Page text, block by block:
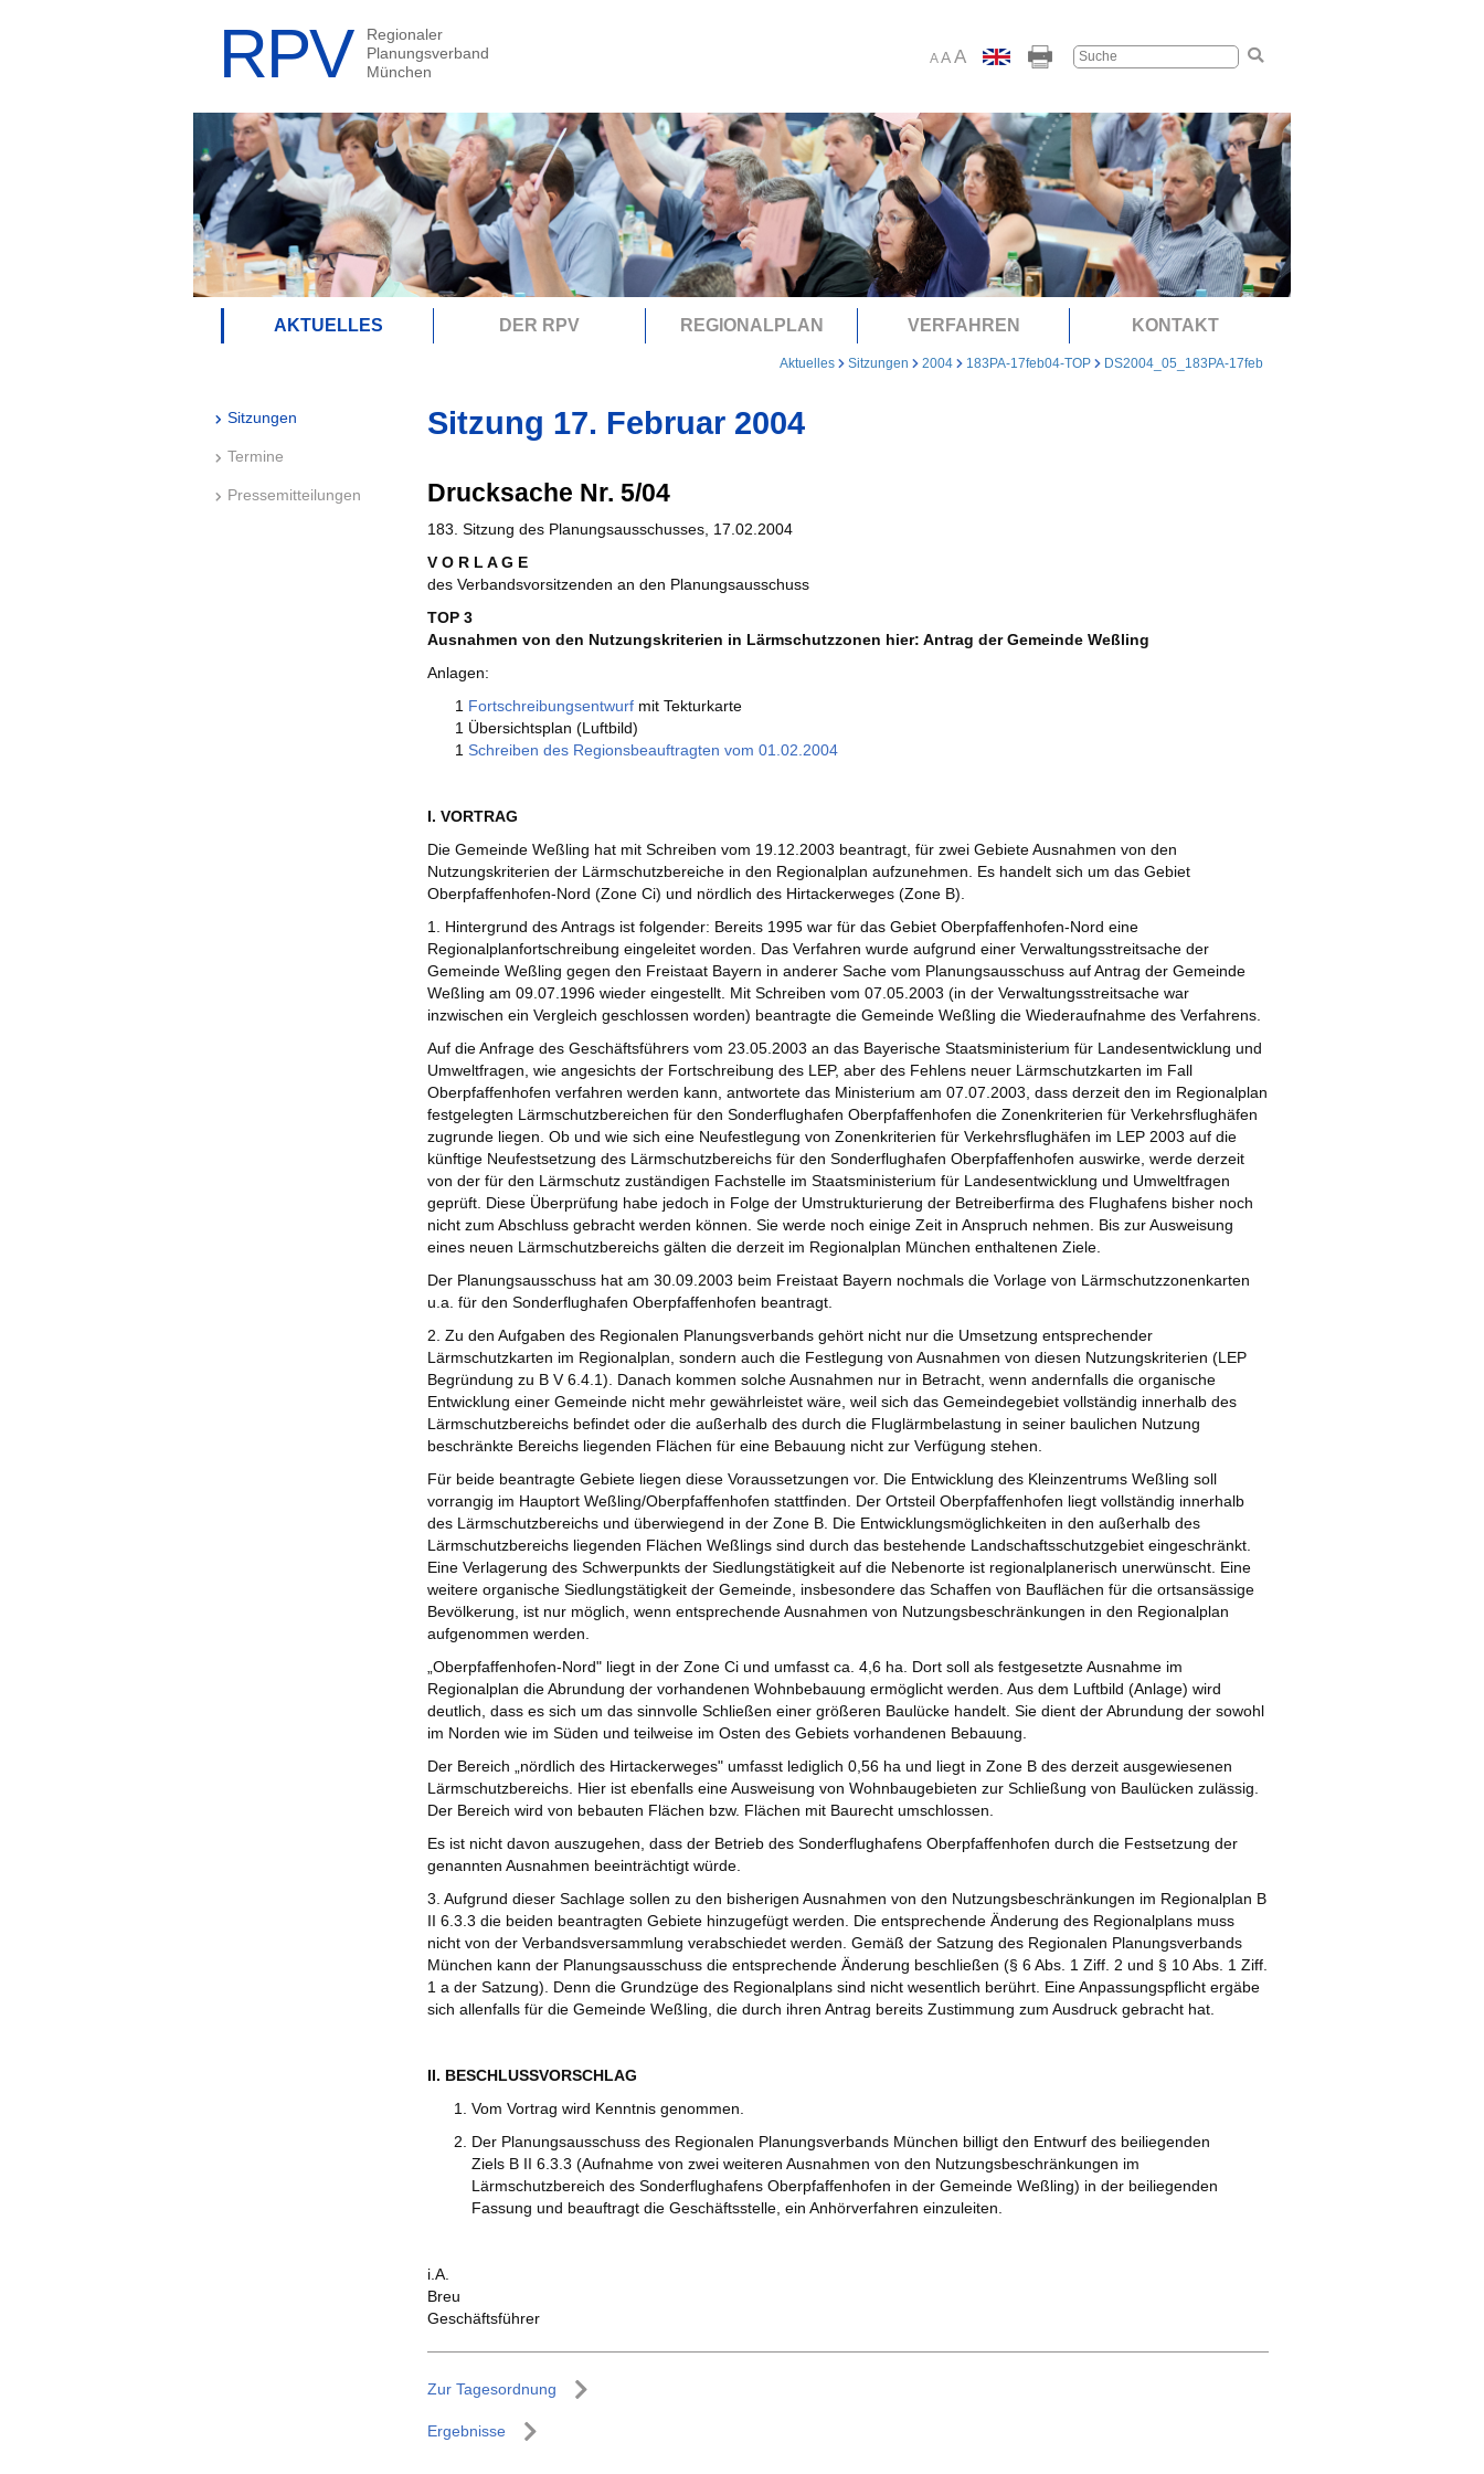
A AA
AKTUELLES DER RPV REGIONALPLAN VERFAHREN KONTAKT
Aktuelles Sitzungen 2004 183PA-17feb04-TOP DS2004_05_183PA-17feb
Sitzungen
Termine
Pressemitteilungen
Sitzung 17. Februar 2004
Drucksache Nr. 5/04
183. Sitzung des Planungsausschusses, 17.02.2004
V O R L A G E
des Verbandsvorsitzenden an den Planungsausschuss
TOP 3
Ausnahmen von den Nutzungskriterien in Lärmschutzzonen hier: Antrag der Gemeinde Weßling
Anlagen:
1 Fortschreibungsentwurfmit Tekturkarte
1 Übersichtsplan (Luftbild)
1 Schreiben des Regionsbeauftragten vom 01.02.2004
I. VORTRAG
Die Gemeinde Weßling hat mit Schreiben vom 19.12.2003 beantragt, für zwei Gebiete Ausnahmen von den
Nutzungskriterien der Lärmschutzbereiche in den Regionalplan aufzunehmen. Es handelt sich um das Gebiet
Oberpfaffenhofen-Nord (Zone Ci) und nördlich des Hirtackerweges (Zone B).
1. Hintergrund des Antrags ist folgender: Bereits 1995 war für das Gebiet Oberpfaffenhofen-Nord eine
Regionalplanfortschreibung eingeleitet worden. Das Verfahren wurde aufgrund einer Verwaltungsstreitsache der
Gemeinde Weßling gegen den Freistaat Bayern in anderer Sache vom Planungsausschuss auf Antrag der Gemeinde
Weßling am 09.07.1996 wieder eingestellt. Mit Schreiben vom 07.05.2003 (in der Verwaltungsstreitsache war
inzwischen ein Vergleich geschlossen worden) beantragte die Gemeinde Weßling die Wiederaufnahme des Verfahrens.
Auf die Anfrage des Geschäftsführers vom 23.05.2003 an das Bayerische Staatsministerium für Landesentwicklung und
Umweltfragen, wie angesichts der Fortschreibung des LEP, aber des Fehlens neuer Lärmschutzkarten im Fall
Oberpfaffenhofen verfahren werden kann, antwortete das Ministerium am 07.07.2003, dass derzeit den im Regionalplan
festgelegten Lärmschutzbereichen für den Sonderflughafen Oberpfaffenhofen die Zonenkriterien für Verkehrsflughäfen
zugrunde liegen. Ob und wie sich eine Neufestlegung von Zonenkriterien für Verkehrsflughäfen im LEP 2003 auf die
künftige Neufestsetzung des Lärmschutzbereichs für den Sonderflughafen Oberpfaffenhofen auswirke, werde derzeit
von der für den Lärmschutz zuständigen Fachstelle im Staatsministerium für Landesentwicklung und Umweltfragen
geprüft. Diese Überprüfung habe jedoch in Folge der Umstrukturierung der Betreiberfirma des Flughafens bisher noch
nicht zum Abschluss gebracht werden können. Sie werde noch einige Zeit in Anspruch nehmen. Bis zur Ausweisung
eines neuen Lärmschutzbereichs gälten die derzeit im Regionalplan München enthaltenen Ziele.
Der Planungsausschuss hat am 30.09.2003 beim Freistaat Bayern nochmals die Vorlage von Lärmschutzzonenkarten
u.a. für den Sonderflughafen Oberpfaffenhofen beantragt.
2. Zu den Aufgaben des Regionalen Planungsverbands gehört nicht nur die Umsetzung entsprechender
Lärmschutzkarten im Regionalplan, sondern auch die Festlegung von Ausnahmen von diesen Nutzungskriterien (LEP
Begründung zu B V 6.4.1). Danach kommen solche Ausnahmen nur in Betracht, wenn andernfalls die organische
Entwicklung einer Gemeinde nicht mehr gewährleistet wäre, weil sich das Gemeindegebiet vollständig innerhalb des
Lärmschutzbereichs befindet oder die außerhalb des durch die Fluglärmbelastung in seiner baulichen Nutzung
beschränkte Bereichs liegenden Flächen für eine Bebauung nicht zur Verfügung stehen.
Für beide beantragte Gebiete liegen diese Voraussetzungen vor. Die Entwicklung des Kleinzentrums Weßling soll
vorrangig im Hauptort Weßling/Oberpfaffenhofen stattfinden. Der Ortsteil Oberpfaffenhofen liegt vollständig innerhalb
des Lärmschutzbereichs und überwiegend in der Zone B. Die Entwicklungsmöglichkeiten in den außerhalb des
Lärmschutzbereichs liegenden Flächen Weßlings sind durch das bestehende Landschaftsschutzgebiet eingeschränkt.
Eine Verlagerung des Schwerpunkts der Siedlungstätigkeit auf die Nebenorte ist regionalplanerisch unerwünscht. Eine
weitere organische Siedlungstätigkeit der Gemeinde, insbesondere das Schaffen von Bauflächen für die ortsansässige
Bevölkerung, ist nur möglich, wenn entsprechende Ausnahmen von Nutzungsbeschränkungen in den Regionalplan
aufgenommen werden.
„Oberpfaffenhofen-Nord" liegt in der Zone Ci und umfasst ca. 4,6 ha. Dort soll als festgesetzte Ausnahme im
Regionalplan die Abrundung der vorhandenen Wohnbebauung ermöglicht werden. Aus dem Luftbild (Anlage) wird
deutlich, dass es sich um das sinnvolle Schließen einer größeren Baulücke handelt. Sie dient der Abrundung der sowohl
im Norden wie im Süden und teilweise im Osten des Gebiets vorhandenen Bebauung.
Der Bereich „nördlich des Hirtackerweges" umfasst lediglich 0,56 ha und liegt in Zone B des derzeit ausgewiesenen
Lärmschutzbereichs. Hier ist ebenfalls eine Ausweisung von Wohnbaugebieten zur Schließung von Baulücken zulässig.
Der Bereich wird von bebauten Flächen bzw. Flächen mit Baurecht umschlossen.
Es ist nicht davon auszugehen, dass der Betrieb des Sonderflughafens Oberpfaffenhofen durch die Festsetzung der
genannten Ausnahmen beeinträchtigt würde.
3. Aufgrund dieser Sachlage sollen zu den bisherigen Ausnahmen von den Nutzungsbeschränkungen im Regionalplan B
II 6.3.3 die beiden beantragten Gebiete hinzugefügt werden. Die entsprechende Änderung des Regionalplans muss
nicht von der Verbandsversammlung verabschiedet werden. Gemäß der Satzung des Regionalen Planungsverbands
München kann der Planungsausschuss die entsprechende Änderung beschließen (§ 6 Abs. 1 Ziff. 2 und § 10 Abs. 1 Ziff.
1 a der Satzung). Denn die Grundzüge des Regionalplans sind nicht wesentlich berührt. Eine Anpassungspflicht ergäbe
sich allenfalls für die Gemeinde Weßling, die durch ihren Antrag bereits Zustimmung zum Ausdruck gebracht hat.
II. BESCHLUSSVORSCHLAG
Vom Vortrag wird Kenntnis genommen.
Der Planungsausschuss des Regionalen Planungsverbands München billigt den Entwurf des beiliegenden
Ziels B II 6.3.3 (Aufnahme von zwei weiteren Ausnahmen von den Nutzungsbeschränkungen im
Lärmschutzbereich des Sonderflughafens Oberpfaffenhofen in der Gemeinde Weßling) in der beiliegenden
Fassung und beauftragt die Geschäftsstelle, ein Anhörverfahren einzuleiten.
i.A.
Breu
Geschäftsführer
Zur Tagesordnung
Ergebnisse